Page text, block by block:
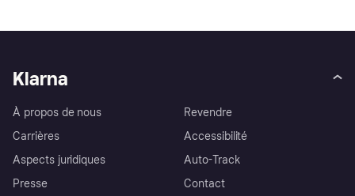
Klarna
À propos de nous
Carrières
Aspects juridiques
Presse
Revendre
Accessibilité
Auto-Track
Contact